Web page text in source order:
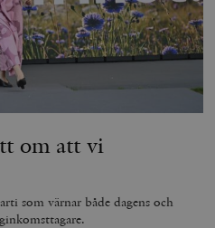
om att vi
som värnar både dagens och